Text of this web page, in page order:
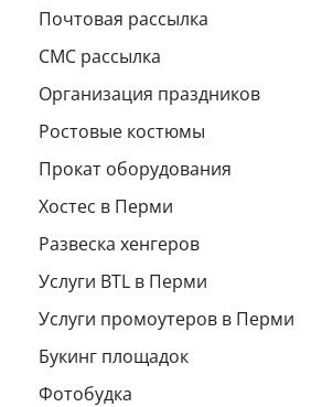
Почтовая рассылка
СМС рассылка
Организация праздников
Ростовые костюмы
Прокат оборудования
Хостес в Перми
Развеска хенгеров
Услуги BTL в Перми
Услуги промоутеров в Перми
Букинг площадок
Фотобудка